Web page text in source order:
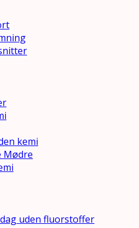
kemi
Mødre
uden fluorstoffer